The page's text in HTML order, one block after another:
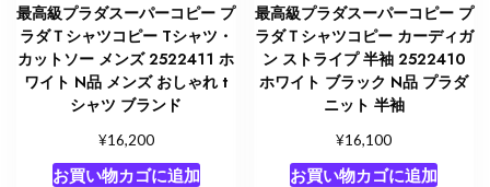
最高級プラダスーパーコピー プ
ラダＴシャツコピー Tシャツ・
カットソー メンズ 2522411 ホ
ワイト N品 メンズ おしゃれ t
シャツ ブランド
¥16,200
お買い物カゴに追加
最高級プラダスーパーコピー プ
ラダＴシャツコピー カーディガ
ン ストライプ 半袖 2522410
ホワイト ブラック N品 プラダ
ニット 半袖
¥16,100
お買い物カゴに追加